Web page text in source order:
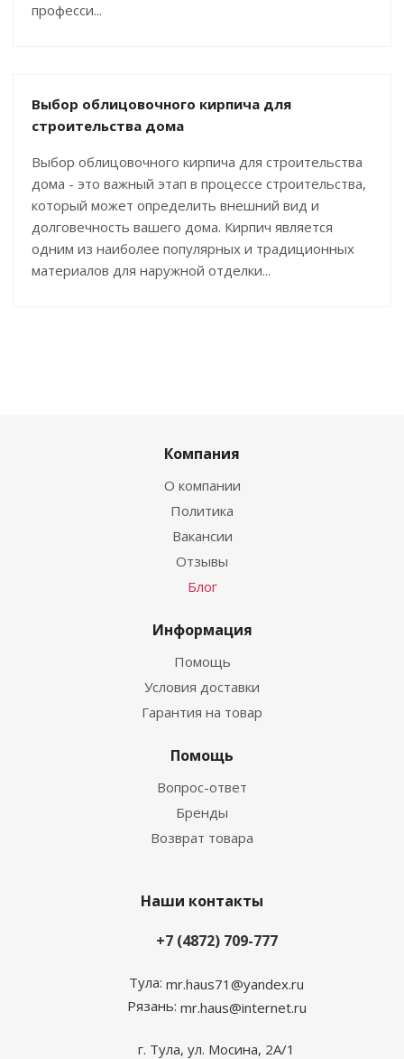
професси...
Выбор облицовочного кирпича для
строительства дома
Выбор облицовочного кирпича для строительства
дома - это важный этап в процессе строительства,
который может определить внешний вид и
долговечность вашего дома. Кирпич является
одним из наиболее популярных и традиционных
материалов для наружной отделки...
Компания
О компании
Политика
Вакансии
Отзывы
Блог
Информация
Помощь
Условия доставки
Гарантия на товар
Помощь
Вопрос-ответ
Бренды
Возврат товара
Наши контакты
+7 (4872) 709-777
Тула: mr.haus71@yandex.ru
Рязань: mr.haus@internet.ru
г. Тула, ул. Мосина, 2А/1